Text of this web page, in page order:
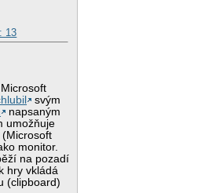
13
svým
napsaným
umožňuje
monitor.
na pozadí
hry vkládá
(clipboard)